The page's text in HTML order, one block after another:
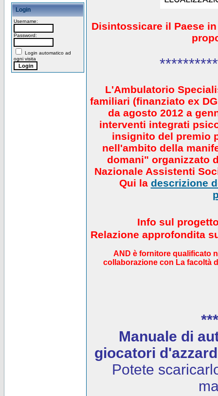
Login
Username:
Password:
Login automatico ad
ogni visita
Disintossicare il Paese
L'Ambulatorio
familiari (finanziato ex
da agosto 2012 a
interventi integrati
insignito del premio
nell'ambito della
domani" organizzato
Nazionale Assistenti
Qui la descrizione
Info sul
Relazione approfondita
AND è fornitore qualificato
collaborazione con La facoltà
Manuale di
giocatori
Potete